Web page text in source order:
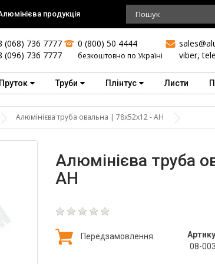
продукція
(068) 736 7777
(096) 736 7777
0 (800) 50 4444
безкоштовно по Україні
viber,
Пруток Труби Плінтус Листи
Алюмінієва труба овальна | 78х52х12 - АН
Алюмінієва труба
АН
Передзамовлення
08-